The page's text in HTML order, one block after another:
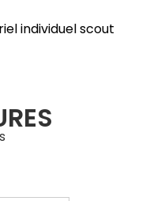
individuel scout